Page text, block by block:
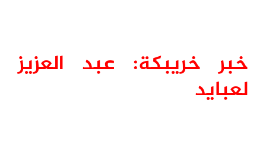
خبر خريبكة: عبد العزيز
لعبايد